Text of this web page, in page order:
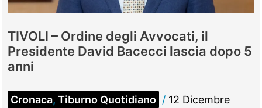
TIVOLI – Ordine degli Avvocati, il
Presidente David Bacecci lascia dopo 5
anni
Cronaca, Tiburno Quotidiano / 12 Dicembre